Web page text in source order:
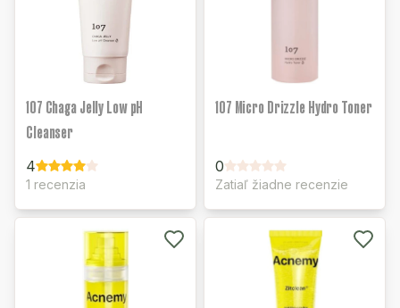
107 Chaga Jelly Low pH
Cleanser
4
1 recenzia
107 Micro Drizzle Hydro Toner
0
Zatiaľ žiadne recenzie